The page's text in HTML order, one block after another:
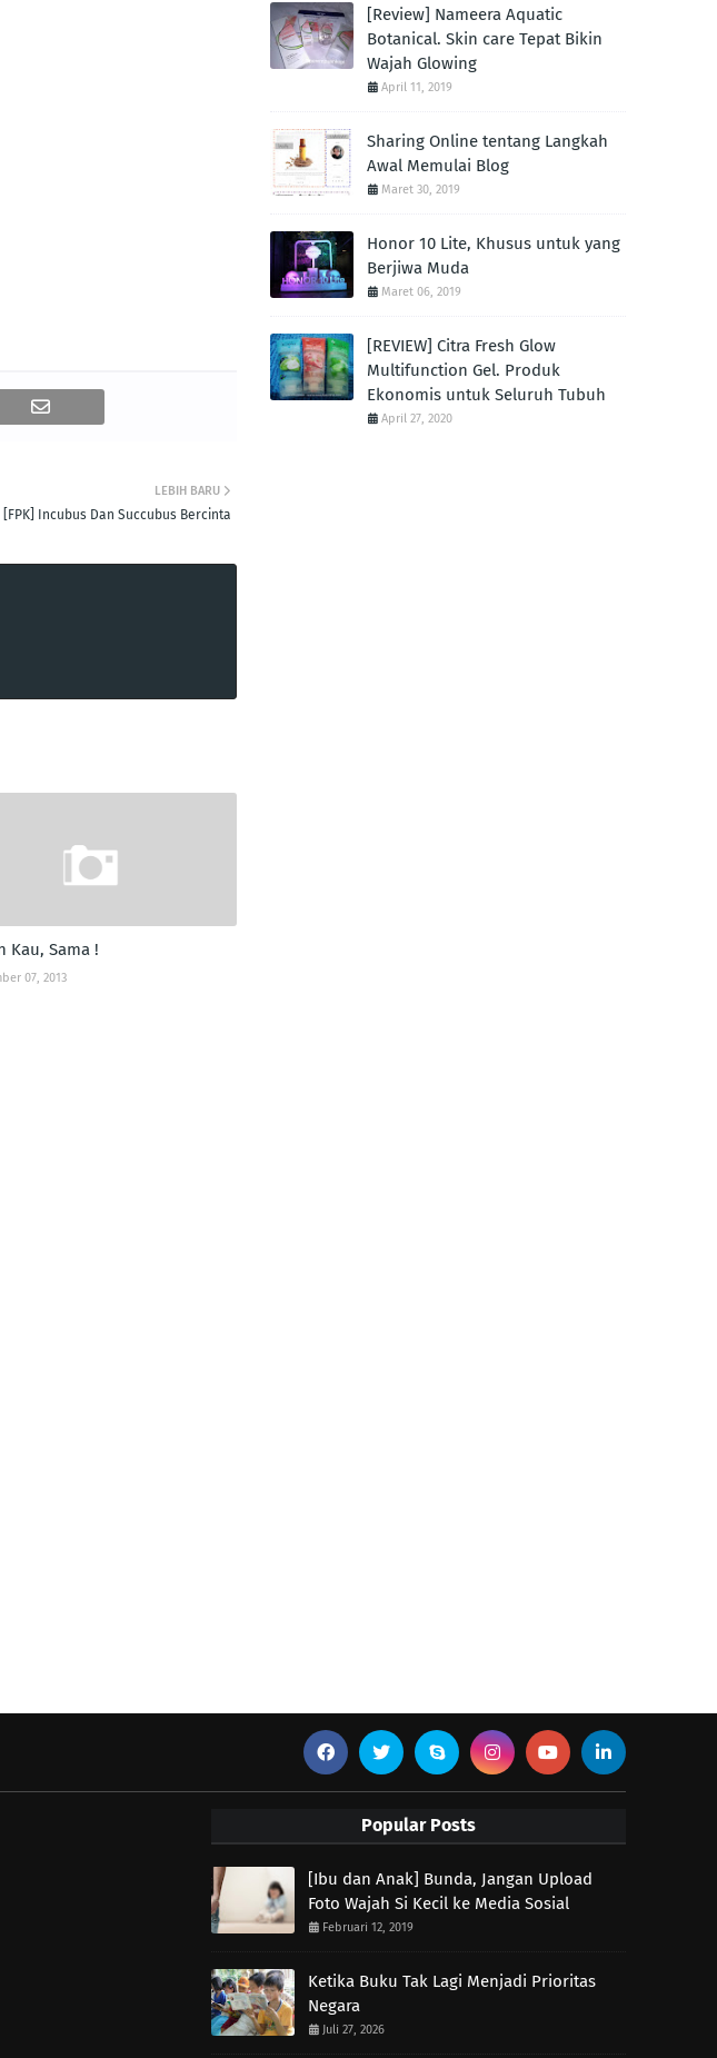
LEBIH BARU
[FPK] Incubus Dan Succubus Bercinta
Kau, Sama !
07, 2013
[Review] Nameera Aquatic
Botanical. Skin care Tepat Bikin
Wajah Glowing
April 11, 2019
Sharing Online tentang Langkah
Awal Memulai Blog
Maret 30, 2019
Honor 10 Lite, Khusus untuk yang
Berjiwa Muda
Maret 06, 2019
[REVIEW] Citra Fresh Glow
Multifunction Gel. Produk
Ekonomis untuk Seluruh Tubuh
April 27, 2020
Popular Posts
[Ibu dan Anak] Bunda, Jangan Upload
Foto Wajah Si Kecil ke Media Sosial
Februari 12, 2019
Ketika Buku Tak Lagi Menjadi Prioritas
Negara
Juli 27, 2026